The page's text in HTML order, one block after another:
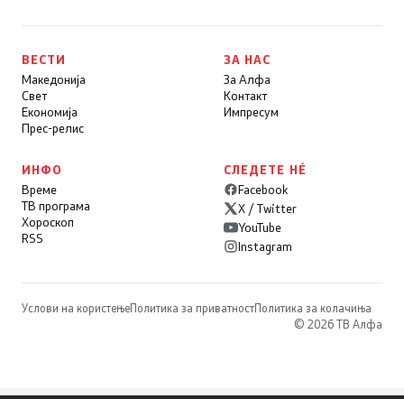
ВЕСТИ
Македонија
Свет
Економија
Прес-релис
ЗА НАС
За Алфа
Контакт
Импресум
ИНФО
Време
ТВ програма
Хороскоп
RSS
СЛЕДЕТЕ НÉ
Facebook
X / Twitter
YouTube
Instagram
Услови на користењеПолитика за приватностПолитика за колачиња
© 2026 ТВ Алфа